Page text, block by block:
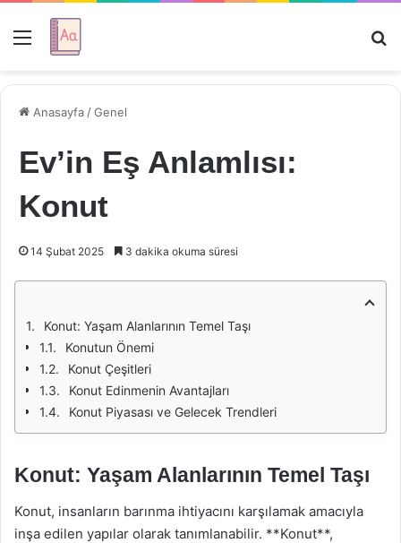
Menü
Anasayfa /Genel
Ev’in Eş Anlamlısı:
Konut
14 Şubat 2025 3 dakika okuma süresi
Konut: Yaşam Alanlarının Temel Taşı
Konutun Önemi
Konut Çeşitleri
Konut Edinmenin Avantajları
Konut Piyasası ve Gelecek Trendleri
Konut: Yaşam Alanlarının Temel Taşı
Konut, insanların barınma ihtiyacını karşılamak amacıyla
inşa edilen yapılar olarak tanımlanabilir. **Konut**,